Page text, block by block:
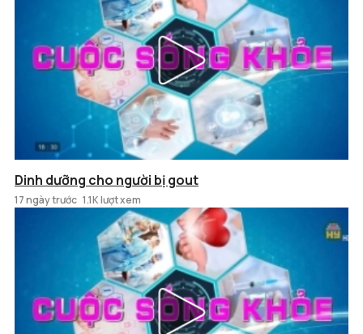
Dinh dưỡng cho người bị gout
17 ngày trước 1.1K lượt xem